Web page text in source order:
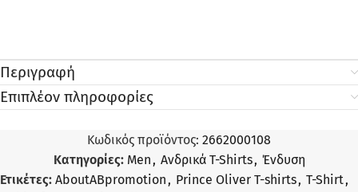
Περιγραφή
Επιπλέον πληροφορίες
Κωδικός προϊόντος: 2662000108
Κατηγορίες: Men, Ανδρικά T-Shirts, Ένδυση
Ετικέτες: AboutABpromotion, Prince Oliver T-shirts, T-Shirt,